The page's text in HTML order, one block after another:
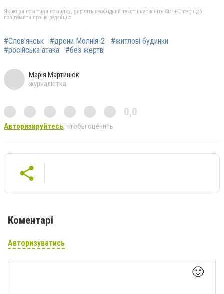
Якщо ви помітили помилку, виділіть необхідний текст і натисніть Ctrl + Enter, щоб
повідомити про це редакцію
#Слов'янськ #дрони Молнія-2
#житлові будинки
#російська атака
#без жертв
Марія Мартинюк
журналістка
0,0
Авторизируйтесь, чтобы оценить
Коментарі
Авторизуватись
🙂